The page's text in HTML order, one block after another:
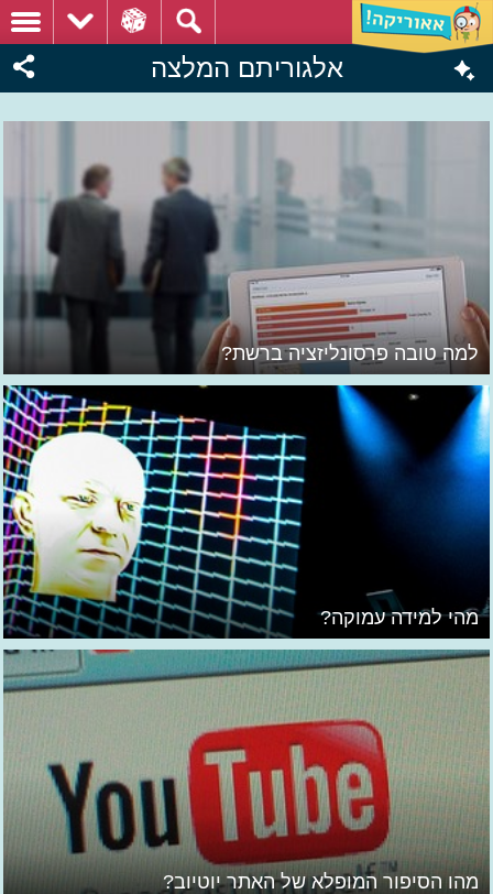
אלגוריתם המלצה
למה טובה פרסונליזציה ברשת?
מהי למידה עמוקה?
מהו הסיפור המופלא של האתר יוטיוב?